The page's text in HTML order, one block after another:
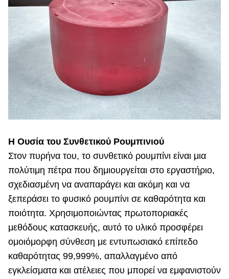
Η Ουσία του Συνθετικού Ρουμπινιού
Στον πυρήνα του, το συνθετικό ρουμπίνι είναι μια
πολύτιμη πέτρα που δημιουργείται στο εργαστήριο,
σχεδιασμένη να αναπαράγει και ακόμη και να
ξεπεράσει το φυσικό ρουμπίνι σε καθαρότητα και
ποιότητα. Χρησιμοποιώντας πρωτοποριακές
μεθόδους κατασκευής, αυτό το υλικό προσφέρει
ομοιόμορφη σύνθεση με εντυπωσιακό επίπεδο
καθαρότητας 99,999%, απαλλαγμένο από
εγκλείσματα και ατέλειες που μπορεί να εμφανιστούν